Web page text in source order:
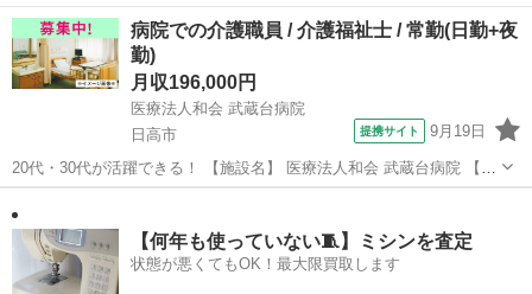
える健康増進普及スタッフ」を自治体と話し合った結果、募集を決定
いたしました。 埼玉県日高市の健康寿命を延ばし、健康の質を高める
お仕事を未経験から始めてみませ...
埼玉 日高市 武蔵高萩駅 その他 社員
病院での介護職員 / 介護福祉士 / 常勤(日勤+夜
勤)
月収196,000円
医療法人和会 武蔵台病院
日高市
提携サイト 9月19日
20代・30代が活躍できる！ 【施設名】 医療法人和会 武蔵台病院 【勤
務地】 埼玉県 日高市 【アクセス】 高麗駅から徒歩7分 高麗駅/武蔵
横手駅/東吾野駅 【雇用形態】常勤(日勤+夜勤) 【募集職種】介護職員
...
【何年も使っていない🧵】ミシンを査定
状態が悪くてもOK！最大限買取します